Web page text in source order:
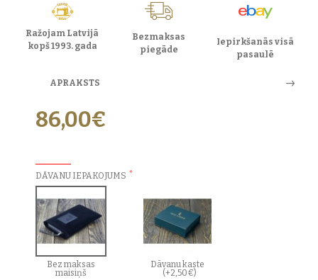
Ražojam Latvijā
kopš 1993. gada
Bezmaksas
piegāde
Iepirkšanās visā
pasaulē
APRAKSTS
86,00€
DĀVANU IEPAKOJUMS
Bez maksas
maisiņš
Dāvanu kaste
(+2,50€)